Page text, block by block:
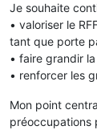
Je souhaite
• valoriser le
tant que porte
• faire grandir
• renforcer les
Mon point
préoccupations